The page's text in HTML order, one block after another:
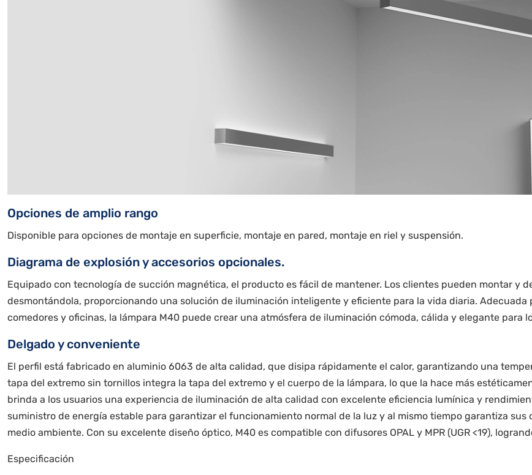
Opciones de amplio rango
Disponible para opciones de montaje en superficie, montaje en pared, montaje en riel y suspensión.
Diagrama de explosión y accesorios opcionales.
Equipado con tecnología de succión magnética, el producto es fácil de mantener. Los clientes pueden montar y
desmontándola, proporcionando una solución de iluminación inteligente y eficiente para la vida diaria. Adecuada
comedores y oficinas, la lámpara M40 puede crear una atmósfera de iluminación cómoda, cálida y elegante para
Delgado y conveniente
El perfil está fabricado en aluminio 6063 de alta calidad, que disipa rápidamente el calor, garantizando una
tapa del extremo sin tornillos integra la tapa del extremo y el cuerpo de la lámpara, lo que la hace más
brinda a los usuarios una experiencia de iluminación de alta calidad con excelente eficiencia lumínica y
suministro de energía estable para garantizar el funcionamiento normal de la luz y al mismo tiempo garantiza
medio ambiente. Con su excelente diseño óptico, M40 es compatible con difusores OPAL y MPR (UGR <19),
Especificación